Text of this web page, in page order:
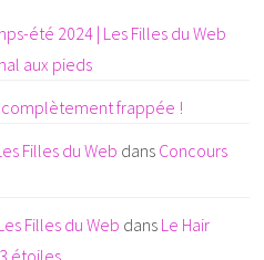
été 2024 | Les Filles du Web
aux pieds
frappée !
Filles du Web dans Concours
Filles du Web dans Le Hair
étoiles